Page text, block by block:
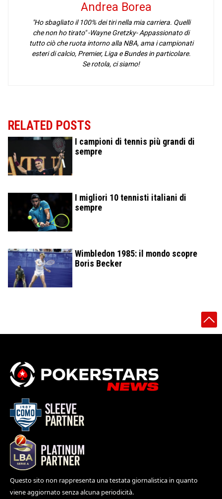
Andrea Borea
"Ho sbagliato il 100% dei tiri nella mia carriera. Quelli
che non ho tirato" -Wayne Gretzky- Appassionato di
tutto ciò che ruota intorno alla NBA, ama i campionati
esteri di calcio, Premier, Liga e Bundes in particolare.
Se rotola, ci siamo!
RELATED POSTS
I campioni di tennis più grandi di
sempre
I migliori 10 tennisti italiani di
sempre
Wimbledon 1985: il mondo scopre
Boris Becker
Questo sito non rappresenta una testata giornalistica in quanto
viene aggiornato senza alcuna periodicità.